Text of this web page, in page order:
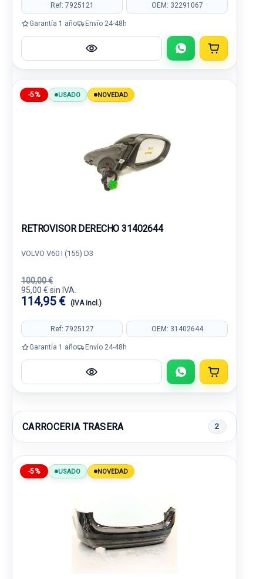
Ref: 7925121 OEM: 32291067
Garantía 1 año Envío 24-48h
-5% USADO NOVEDAD
RETROVISOR DERECHO 31402644
VOLVO V60 I (155) D3
100,00 €
95,00 € sin IVA.
114,95 € (IVA incl.)
Ref: 7925127 OEM: 31402644
Garantía 1 año Envío 24-48h
CARROCERIA TRASERA 2
-5% USADO NOVEDAD